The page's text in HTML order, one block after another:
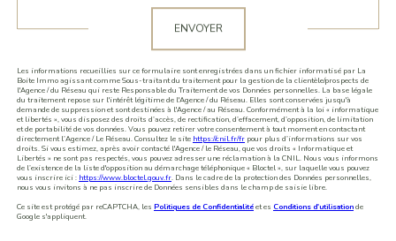
ENVOYER
Les informations recueillies sur ce formulaire sont enregistrées dans un fichier informatisé par La
Boite Immo agissant comme Sous-traitant du traitement pour la gestion de la clientèle/prospects de
l'Agence / du Réseau qui reste Responsable du Traitement de vos Données personnelles. La base légale
du traitement repose sur l'intérêt légitime de l'Agence / du Réseau. Elles sont conservées jusqu'à
demande de suppression et sont destinées à l'Agence / au Réseau. Conformément à la loi « informatique
et libertés », vous disposez des droits d’accès, de rectification, d’effacement, d’opposition, de limitation
et de portabilité de vos données. Vous pouvez retirer votre consentement à tout moment en contactant
directement l’Agence / Le Réseau. Consultez le site https://cnil.fr/fr pour plus d’informations sur vos
droits. Si vous estimez, après avoir contacté l'Agence / le Réseau, que vos droits « Informatique et
Libertés » ne sont pas respectés, vous pouvez adresser une réclamation à la CNIL. Nous vous informons
de l’existence de la liste d'opposition au démarchage téléphonique « Bloctel », sur laquelle vous pouvez
vous inscrire ici : https://www.bloctel.gouv.fr. Dans le cadre de la protection des Données personnelles,
nous vous invitons à ne pas inscrire de Données sensibles dans le champ de saisie libre.
Ce site est protégé par reCAPTCHA, les Politiques de Confidentialitéet es Conditions d'utilisationde
Google s'appliquent.